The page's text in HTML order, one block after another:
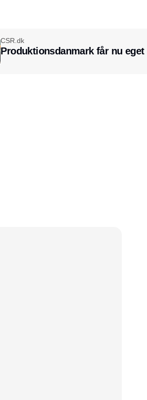
CSR.dk
Produktionsdanmark får nu eget